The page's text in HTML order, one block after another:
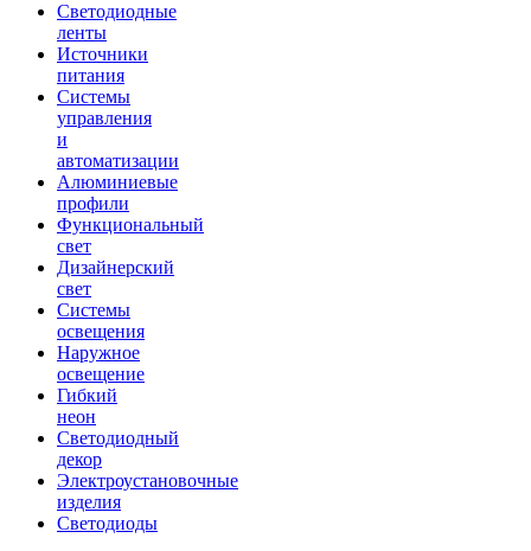
Светодиодные
ленты
Источники
питания
Системы
управления
и
автоматизации
Алюминиевые
профили
Функциональный
свет
Дизайнерский
свет
Системы
освещения
Наружное
освещение
Гибкий
неон
Светодиодный
декор
Электроустановочные
изделия
Светодиоды